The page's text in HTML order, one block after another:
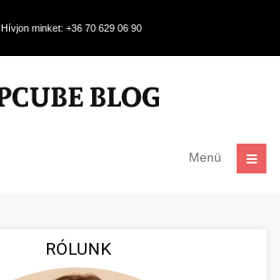
Hívjon minket: +36 70 629 06 90
Menü
RÓLUNK